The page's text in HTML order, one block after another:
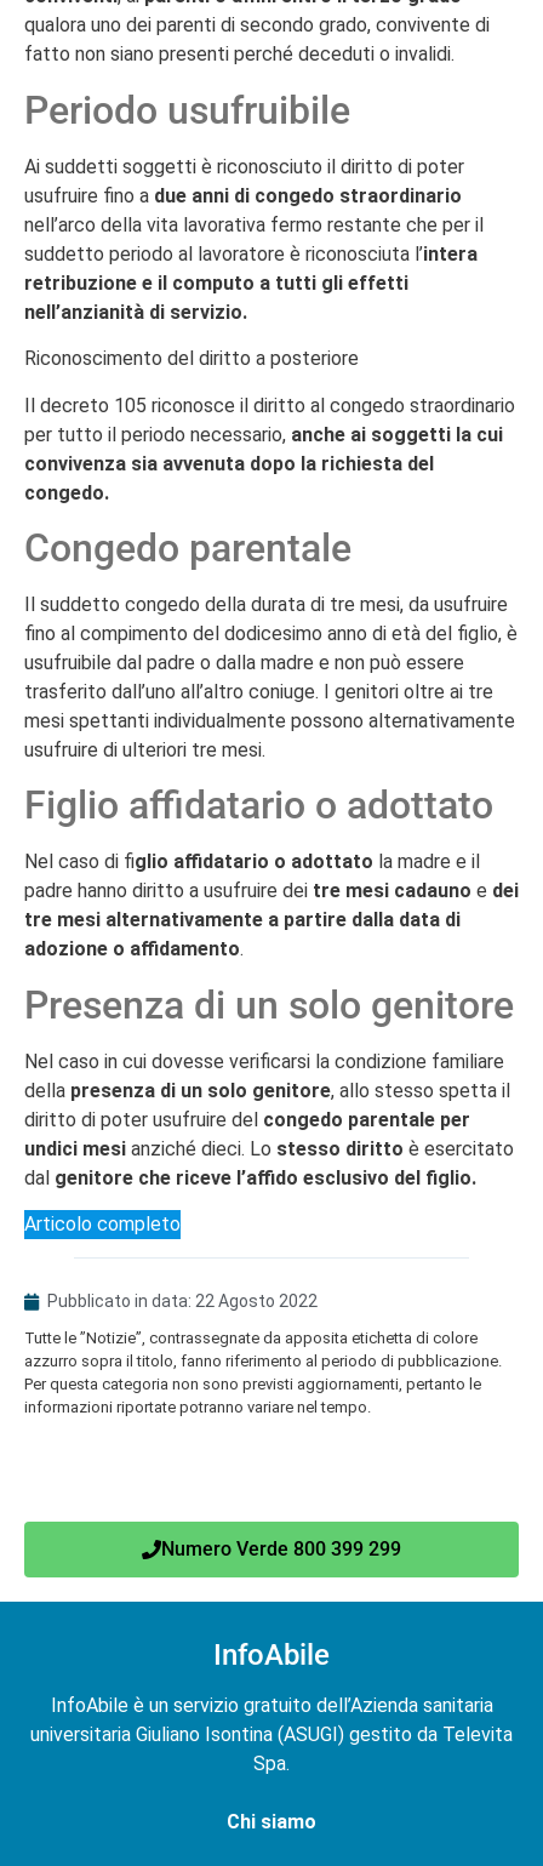
qualora uno dei parenti di secondo grado, convivente di
fatto non siano presenti perché deceduti o invalidi.
Periodo usufruibile
Ai suddetti soggetti è riconosciuto il diritto di poter
usufruire fino a due anni di congedo straordinario
nell’arco della vita lavorativa fermo restante che per il
suddetto periodo al lavoratore è riconosciuta l’intera
retribuzione e il computo a tutti gli effetti
nell’anzianità di servizio.
Riconoscimento del diritto a posteriore
Il decreto 105 riconosce il diritto al congedo straordinario
per tutto il periodo necessario, anche ai soggetti la cui
convivenza sia avvenuta dopo la richiesta del
congedo.
Congedo parentale
Il suddetto congedo della durata di tre mesi, da usufruire
fino al compimento del dodicesimo anno di età del figlio, è
usufruibile dal padre o dalla madre e non può essere
trasferito dall’uno all’altro coniuge. I genitori oltre ai tre
mesi spettanti individualmente possono alternativamente
usufruire di ulteriori tre mesi.
Figlio affidatario o adottato
Nel caso di figlio affidatario o adottato la madre e il
padre hanno diritto a usufruire dei tre mesi cadauno e dei
tre mesi alternativamente a partire dalla data di
adozione o affidamento.
Presenza di un solo genitore
Nel caso in cui dovesse verificarsi la condizione familiare
della presenza di un solo genitore, allo stesso spetta il
diritto di poter usufruire del congedo parentale per
undici mesi anziché dieci. Lo stesso diritto è esercitato
dal genitore che riceve l’affido esclusivo del figlio.
Articolo completo
Pubblicato in data: 22 Agosto 2022
Tutte le ”Notizie”, contrassegnate da apposita etichetta di colore
azzurro sopra il titolo, fanno riferimento al periodo di pubblicazione.
Per questa categoria non sono previsti aggiornamenti, pertanto le
informazioni riportate potranno variare nel tempo.
Numero Verde 800 399 299
InfoAbile
InfoAbile è un servizio gratuito dell’Azienda sanitaria
universitaria Giuliano Isontina (ASUGI) gestito da Televita
Spa.
Chi siamo